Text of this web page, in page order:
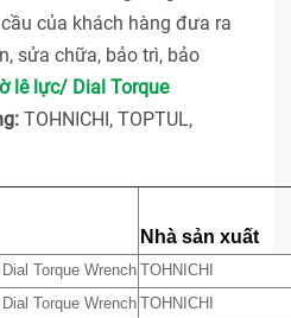
của khách hàng đưa ra
sửa chữa, bảo trì, bảo
lê lực/ Dial Torque
TOHNICHI, TOPTUL,
Nhà sản xuất
Torque WrenchTOHNICHI
Torque WrenchTOHNICHI